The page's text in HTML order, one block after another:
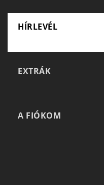
HÍRLEVÉL
EXTRÁK
A FIÓKOM